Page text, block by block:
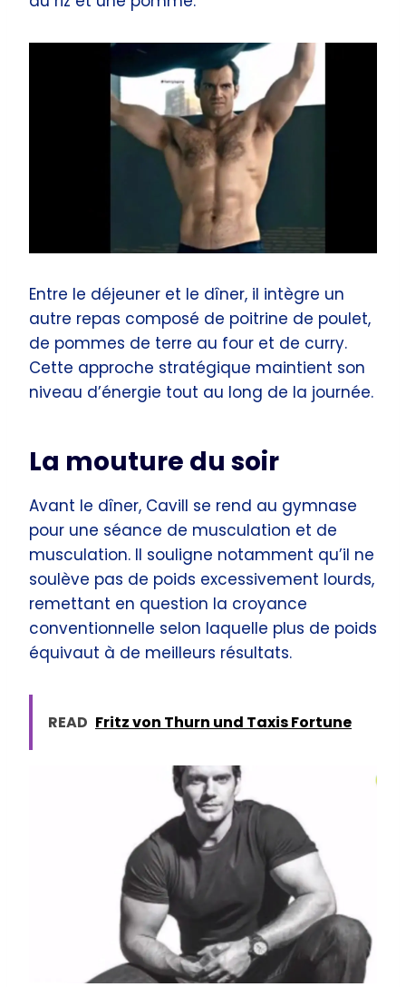
Entre le déjeuner et le dîner, il intègre un
autre repas composé de poitrine de poulet,
de pommes de terre au four et de curry.
Cette approche stratégique maintient son
niveau d’énergie tout au long de la journée.
La mouture du soir
Avant le dîner, Cavill se rend au gymnase
pour une séance de musculation et de
musculation. Il souligne notamment qu’il ne
soulève pas de poids excessivement lourds,
remettant en question la croyance
conventionnelle selon laquelle plus de poids
équivaut à de meilleurs résultats.
READ Fritz von Thurn und Taxis Fortune